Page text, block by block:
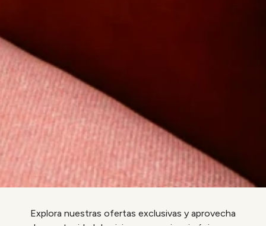
Explora nuestras ofertas exclusivas y aprovecha